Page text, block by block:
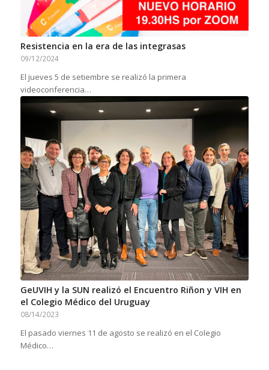
Resistencia en la era de las integrasas
09/12/2024
El jueves 5 de setiembre se realizó la primera
videoconferencia…
GeUVIH y la SUN realizó el Encuentro Riñon y VIH en
el Colegio Médico del Uruguay
08/14/2023
El pasado viernes 11 de agosto se realizó en el Colegio
Médico…